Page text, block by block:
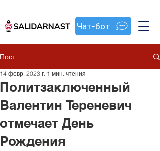
Чат-бот
Пост
Политзаключенный
Валентин Тереневич
отмечает День
Рождения
14 февр. 2023 г. 1 мин. чтения